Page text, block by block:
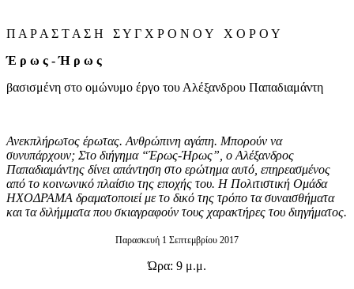
Π Α Ρ Α Σ Τ Α Σ Η Σ Υ Γ Χ Ρ Ο Ν Ο Υ Χ Ο Ρ Ο Υ
Έ ρ ω ς - Ή ρ ω ς
βασισμένη στο ομώνυμο έργο του Αλέξανδρου Παπαδιαμάντη
Ανεκπλήρωτος έρωτας. Ανθρώπινη αγάπη. Μπορούν να
συνυπάρχουν; Στο διήγημα “Έρως-Ήρως” ο Αλέξανδρος
Παπαδιαμάντης δίνει απάντηση στο ερώτημα αυτό επηρεασμένος
από το κοινωνικό πλαίσιο της εποχής του. Η Πολιτιστική Ομάδα
ΗΧΟΔΡΑΜΑ δραματοποιεί με το δικό της τρόπο τα συναισθήματα
και τα διλήμματα που σκιαγραφούν τους χαρακτήρες του διηγήματος.
Παρασκευή 1 Σεπτεμβρίου 2017
Ώρα: 9 μ.μ.